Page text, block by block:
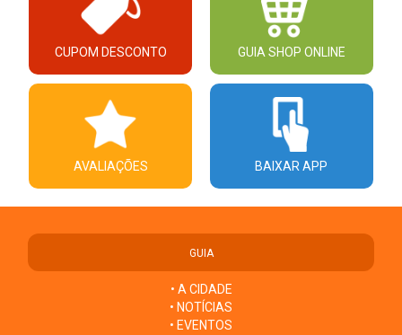
CUPOM DESCONTO GUIA SHOP ONLINE
AVALIAÇÕES BAIXAR APP
GUIA
• A CIDADE
• NOTÍCIAS
• EVENTOS